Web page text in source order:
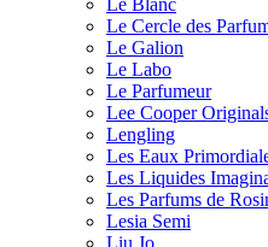
Le Blanc
Le Cercle des
Le Galion
Le Labo
Le Parfumeur
Lee Cooper
Lengling
Les Eaux
Les Liquides
Les Parfums de
Lesia Semi
Liu Jo